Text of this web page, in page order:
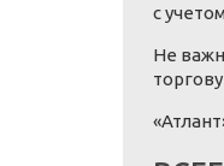
с
Не